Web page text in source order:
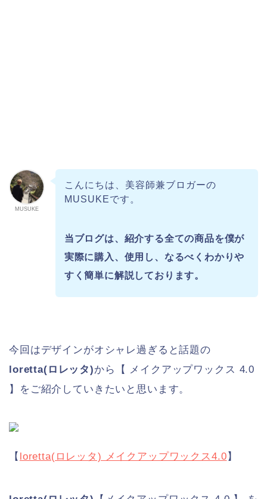
MUSUKE
こんにちは、美容師兼ブロガーの
MUSUKEです。
当ブログは、紹介する全ての商品を僕が
実際に購入、使用し、 なるべくわかりや
すく簡単に解説しております。
今回はデザインがオシャレ過ぎると話題の
loretta(ロレッタ)から【 メイクアップワックス 4.0
】をご紹介していきたいと思います。
【 loretta(ロレッタ) メイクアップワックス4.0 】